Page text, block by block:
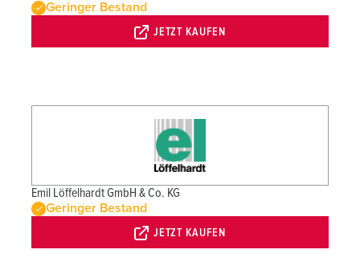
Geringer Bestand
JETZT KAUFEN
Emil Löffelhardt GmbH & Co. KG
Geringer Bestand
JETZT KAUFEN